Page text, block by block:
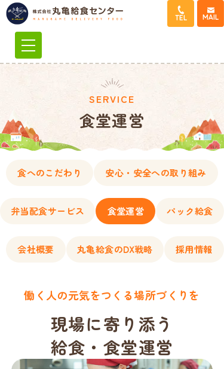
コ
ン
キ
ッ
プ
TEL MAIL
SERVICE
食堂運営
食へのこだわり 安心・安全への取り組み
弁当配食サービス 食堂運営 パック給食
会社概要 丸亀給食のDX戦略 採用情報
働く人の元気をつくる場所づくりを
現場に寄り添う
給食・食堂運営